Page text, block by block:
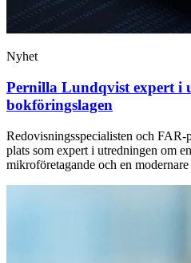
Nyhet
Pernilla Lundqvist expert i
bokföringslagen
Redovisningsspecialisten och
plats som expert i utredningen om
mikroföretagande och en